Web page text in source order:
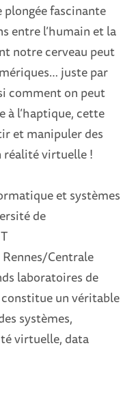
fascinante
entre l’humain et la
notre cerveau peut
juste par
comment on peut
à l’haptique, cette
et manipuler des
réalité virtuelle !
et systèmes
de
Centrale
laboratoires de
un véritable
systèmes,
virtuelle, data